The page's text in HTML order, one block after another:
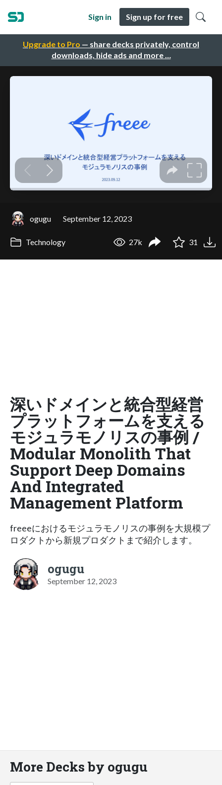
Upgrade to Pro — share decks privately, control
downloads, hide ads and more …
Sign in Sign up for free
ogugu September 12, 2023
Technology 27k 31
深いドメインと統合型経営
プラットフォームを支える
モジュラモノリスの事例 /
Modular Monolith That
Support Deep Domains
And Integrated
Management Platform
freeeにおけるモジュラモノリスの事例を大規模プ
ロダクトから新規プロダクトまで紹介します。
ogugu
September 12, 2023
More Decks by ogugu